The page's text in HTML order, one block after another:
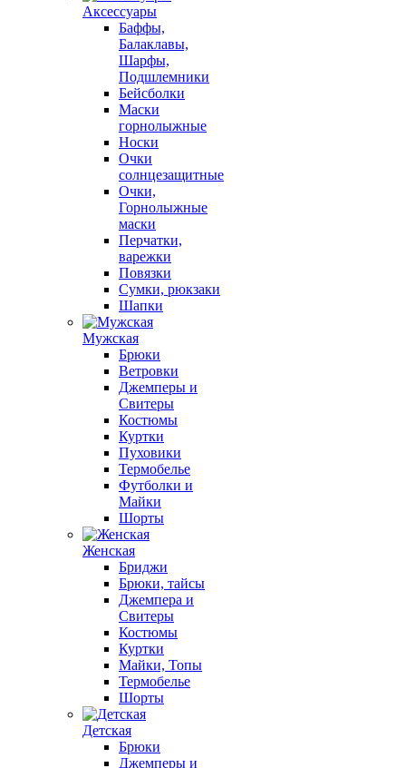
Аксессуары
Баффы,
Балаклавы,
Шарфы,
Подшлемники
Бейсболки
Маски
горнолыжные
Носки
Очки
солнцезащитные
Очки,
Горнолыжные
маски
Перчатки,
варежки
Повязки
Сумки, рюкзаки
Шапки
Мужская
Брюки
Ветровки
Джемперы и
Свитеры
Костюмы
Куртки
Пуховики
Термобелье
Футболки и
Майки
Шорты
Женская
Бриджи
Брюки, тайсы
Джемпера и
Свитеры
Костюмы
Куртки
Майки, Топы
Термобелье
Шорты
Детская
Брюки
Джемперы и